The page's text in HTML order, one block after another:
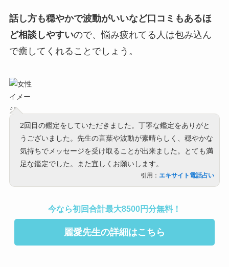
話し方も穏やかで波動がいいなど口コミもあるほ
ど相談しやすいので、悩み疲れてる人は包み込ん
で癒してくれることでしょう。
2回目の鑑定をしていただきました。丁寧な鑑定をありがと
うございました。先生の言葉や波動が素晴らしく、穏やかな
気持ちでメッセージを受け取ることが出来ました。とても満
足な鑑定でした。また宜しくお願いします。
引用： エキサイト電話占い
今なら初回合計最大8500円分無料！
麗愛先生の詳細はこちら